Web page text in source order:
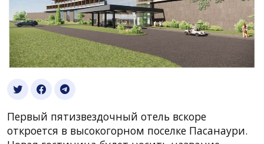
Первый пятизвездочный отель вскоре
откроется в высокогорном поселке Пасанаури.